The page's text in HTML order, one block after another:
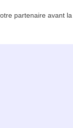
partenaire avant